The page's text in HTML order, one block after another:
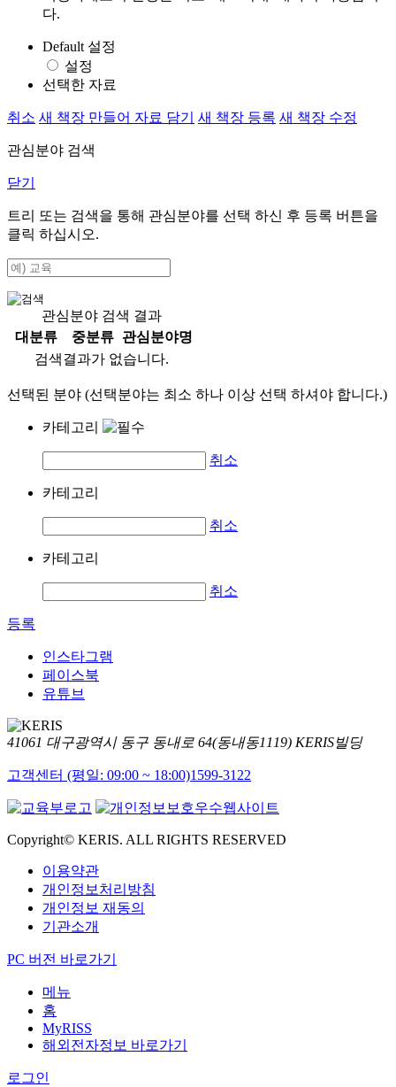
다.
Default 설정
설정
선택한 자료
취소 새 책장 만들어 자료 담기 새 책장 등록 새 책장 수정
관심분야 검색
닫기
트리 또는 검색을 통해 관심분야를 선택 하신 후 등록 버튼을
클릭 하십시오.
관심분야 검색 결과
대분류
중분류
관심분야명
검색결과가 없습니다.
선택된 분야 (선택분야는 최소 하나 이상 선택 하셔야 합니다.)
카테고리
취소
카테고리
취소
카테고리
취소
등록
인스타그램
페이스북
유튜브
41061 대구광역시 동구 동내로 64(동내동1119) KERIS빌딩
고객센터 (평일: 09:00 ~ 18:00)1599-3122
Copyright© KERIS. ALL RIGHTS RESERVED
이용약관
개인정보처리방침
개인정보 재동의
기관소개
PC 버전 바로가기
메뉴
홈
MyRISS
해외전자정보 바로가기
로그인